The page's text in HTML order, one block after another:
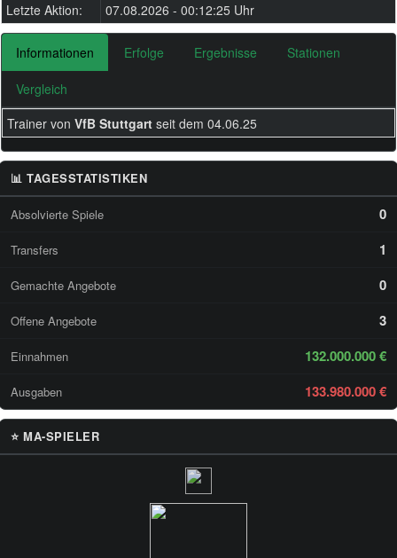
Letzte Aktion:
07.08.2026 - 00:12:25 Uhr
Informationen Erfolge Ergebnisse Stationen
Vergleich
Trainer von VfB Stuttgart seit dem 04.06.25
📊 TAGESSTATISTIKEN
Absolvierte Spiele 0
Transfers 1
Gemachte Angebote 0
Offene Angebote 3
Einnahmen 132.000.000 €
Ausgaben 133.980.000 €
⭐ MA-SPIELER